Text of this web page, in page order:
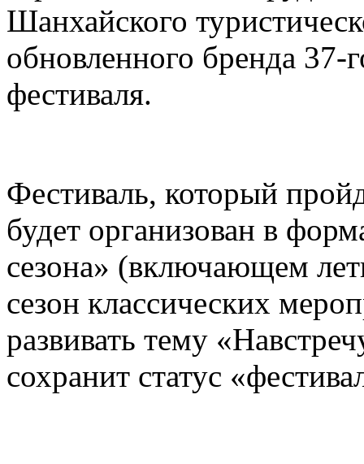
Шанхайского
обновленного бренда 37-
фестиваля.
Фестиваль, который
будет организован в
сезона» (включающем
сезон классических
развивать тему
сохранит статус